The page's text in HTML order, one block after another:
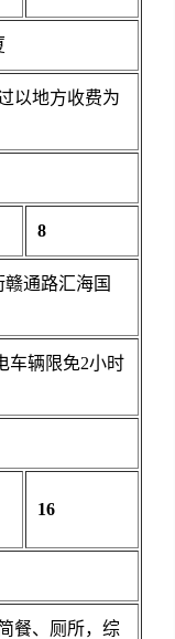
以地方收费为
8
赣通路汇海国
车辆限免2小时
16
餐、厕所，综